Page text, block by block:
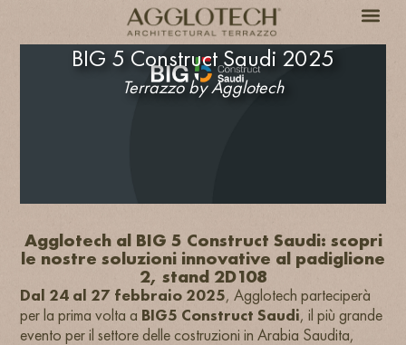
BIG 5 Construct Saudi 2025
Terrazzo by Agglotech
Agglotech al BIG 5 Construct Saudi: scopri
le nostre soluzioni innovative al padiglione
2, stand 2D108
Dal 24 al 27 febbraio 2025, Agglotech parteciperà
per la prima volta a BIG5 Construct Saudi, il più grande
evento per il settore delle costruzioni in Arabia Saudita,